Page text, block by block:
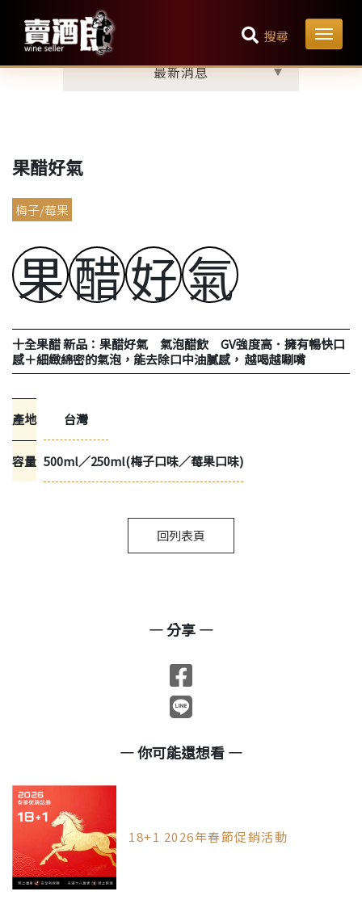
搜尋
最新消息 首頁
最新消息
果醋好氣
梅子/莓果
果醋好氣
十全果醋 新品：果醋好氣 氣泡醋飲 GV強度高．擁有暢快口
感＋細緻綿密的氣泡，能去除口中油膩感， 越喝越唰嘴
產地 台灣
容量 500ml／250ml(梅子口味／莓果口味)
回列表頁
— 分享 —
— 你可能還想看 —
18+1 2026年春節促銷活動